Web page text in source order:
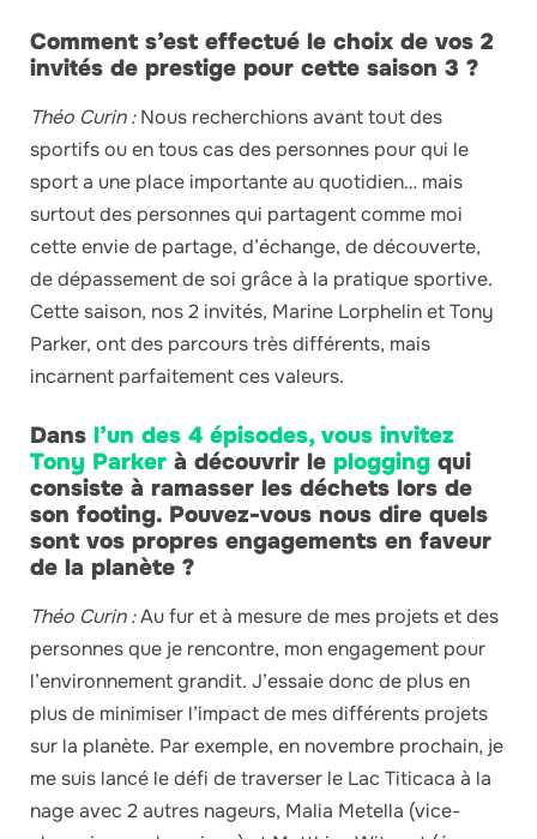
Comment s’est effectué le choix de vos 2
invités de prestige pour cette saison 3 ?
Théo Curin :Nous recherchions avant tout des
sportifs ou en tous cas des personnes pour qui le
sport a une place importante au quotidien… mais
surtout des personnes qui partagent comme moi
cette envie de partage, d’échange, de découverte,
de dépassement de soi grâce à la pratique sportive.
Cette saison, nos 2 invités, Marine Lorphelin et Tony
Parker, ont des parcours très différents, mais
incarnent parfaitement ces valeurs.
Dans l’un des 4 épisodes, vous invitez
Tony Parker à découvrir le plogging qui
consiste à ramasser les déchets lors de
son footing. Pouvez-vous nous dire quels
sont vos propres engagements en faveur
de la planète ?
Théo Curin :Au fur et à mesure de mes projets et des
personnes que je rencontre, mon engagement pour
l’environnement grandit. J’essaie donc de plus en
plus de minimiser l’impact de mes différents projets
sur la planète. Par exemple, en novembre prochain, je
me suis lancé le défi de traverser le Lac Titicaca à la
nage avec 2 autres nageurs, Malia Metella (vice-